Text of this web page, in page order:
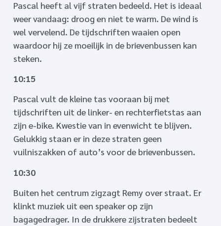
Pascal heeft al vijf straten bedeeld. Het is ideaal
weer vandaag: droog en niet te warm. De wind is
wel vervelend. De tijdschriften waaien open
waardoor hij ze moeilijk in de brievenbussen kan
steken.
10:15
Pascal vult de kleine tas vooraan bij met
tijdschriften uit de linker- en rechterfietstas aan
zijn e-bike. Kwestie van in evenwicht te blijven.
Gelukkig staan er in deze straten geen
vuilniszakken of auto’s voor de brievenbussen.
10:30
Buiten het centrum zigzagt Remy over straat. Er
klinkt muziek uit een speaker op zijn
bagagedrager. In de drukkere zijstraten bedeelt